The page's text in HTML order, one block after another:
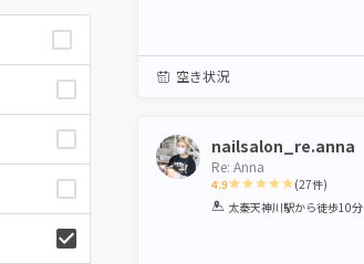
空き状況
nailsalon_re.anna
Re: Anna
4.9
1 2 3 4 5
(27件)
太秦天神川駅から徒歩10分